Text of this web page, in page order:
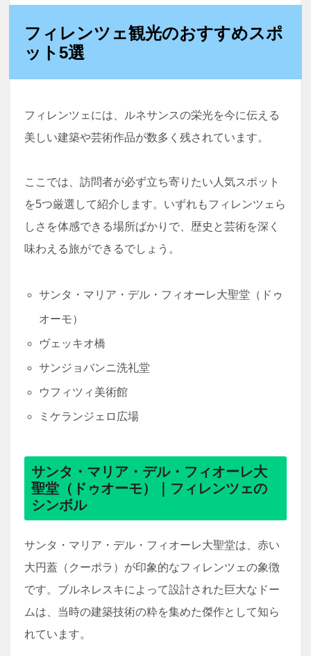
フィレンツェ観光のおすすめスポ
ット5選
フィレンツェには、ルネサンスの栄光を今に伝える
美しい建築や芸術作品が数多く残されています。
ここでは、訪問者が必ず立ち寄りたい人気スポット
を5つ厳選して紹介します。いずれもフィレンツェら
しさを体感できる場所ばかりで、歴史と芸術を深く
味わえる旅ができるでしょう。
サンタ・マリア・デル・フィオーレ大聖堂（ドゥ
オーモ）
ヴェッキオ橋
サンジョバンニ洗礼堂
ウフィツィ美術館
ミケランジェロ広場
サンタ・マリア・デル・フィオーレ大
聖堂（ドゥオーモ）｜フィレンツェの
シンボル
サンタ・マリア・デル・フィオーレ大聖堂は、赤い
大円蓋（クーポラ）が印象的なフィレンツェの象徴
です。ブルネレスキによって設計された巨大なドー
ムは、当時の建築技術の粋を集めた傑作として知ら
れています。